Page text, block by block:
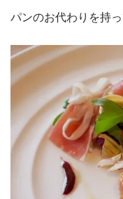
パンのお代わりを持